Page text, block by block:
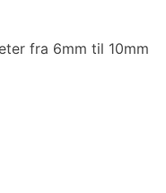
fra 6mm til 10mm